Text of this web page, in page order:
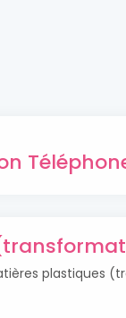
plastiques